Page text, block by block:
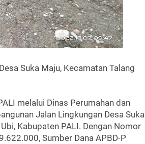
Suka Maju, Kecamatan Talang
melalui Dinas Perumahan dan
Jalan Lingkungan Desa Suka
Kabupaten PALI. Dengan Nomor
Sumber Dana APBD-P